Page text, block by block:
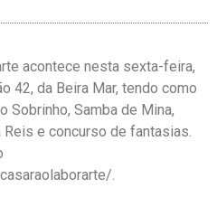
acontece nesta sexta-feira,
42, da Beira Mar, tendo como
Sobrinho, Samba de Mina,
e concurso de fantasias.
.